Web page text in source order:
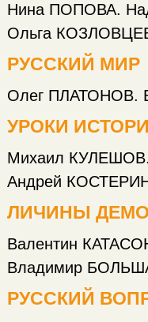
Нина ПОПОВА.
Ольга
РУССКИЙ МИР
Олег ПЛАТОНОВ.
УРОКИ
Михаил КУЛЕШОВ.
Андрей
ЛИЧИНЫ
Валентин
Владимир
РУССКИЙ